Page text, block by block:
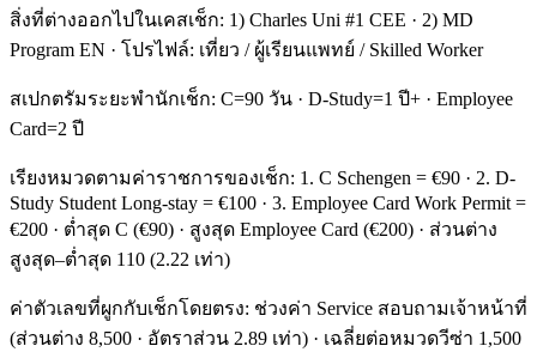
สิ่งที่ต่างออกไปในเคสเช็ก: 1) Charles Uni #1 CEE · 2) MD
Program EN · โปรไฟล์: เที่ยว / ผู้เรียนแพทย์ / Skilled Worker
สเปกตรัมระยะพำนักเช็ก: C=90 วัน · D-Study=1 ปี+ · Employee
Card=2 ปี
เรียงหมวดตามค่าราชการของเช็ก: 1. C Schengen = €90 · 2. D-
Study Student Long-stay = €100 · 3. Employee Card Work Permit =
€200 · ต่ำสุด C (€90) · สูงสุด Employee Card (€200) · ส่วนต่าง
สูงสุด–ต่ำสุด 110 (2.22 เท่า)
ค่าตัวเลขที่ผูกกับเช็กโดยตรง: ช่วงค่า Service สอบถามเจ้าหน้าที่
(ส่วนต่าง 8,500 · อัตราส่วน 2.89 เท่า) · เฉลี่ยต่อหมวดวีซ่า 1,500